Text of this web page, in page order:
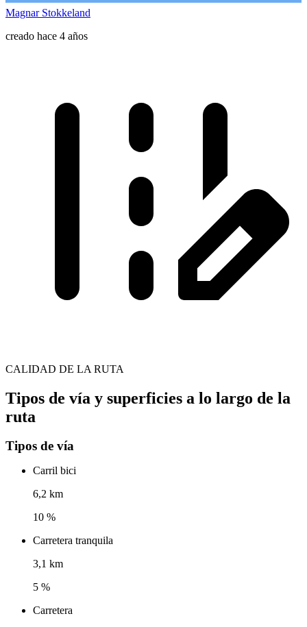
Magnar Stokkeland
creado hace 4 años
CALIDAD DE LA RUTA
Tipos de vía y superficies a lo largo de la
ruta
Tipos de vía
Carril bici
6,2 km
10 %
Carretera tranquila
3,1 km
5 %
Carretera